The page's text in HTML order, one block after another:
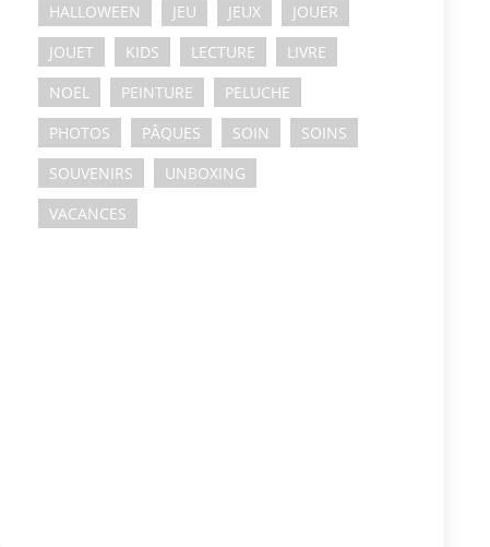
HALLOWEEN
JEU JEUX
JOUER
JOUET
KIDS LECTURE
LIVRE
NOEL
PEINTURE
PELUCHE
PHOTOS
PÂQUES SOIN
SOINS
SOUVENIRS
UNBOXING
VACANCES